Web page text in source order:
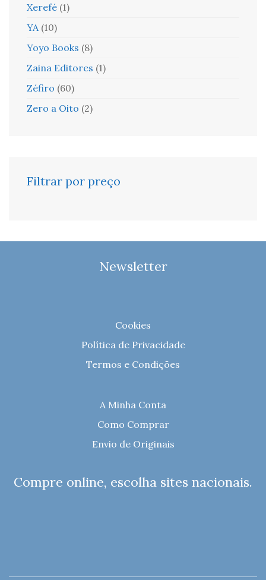
Xerefé (1)
YA (10)
Yoyo Books (8)
Zaina Editores (1)
Zéfiro (60)
Zero a Oito (2)
Filtrar por preço
Newsletter
Cookies
Política de Privacidade
Termos e Condições
A Minha Conta
Como Comprar
Envio de Originais
Compre online, escolha sites nacionais.